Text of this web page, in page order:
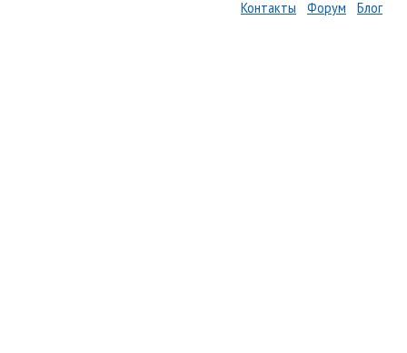
Контакты Форум Блог